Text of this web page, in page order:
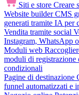
Siti e store Creare
Website builder CMS
generati tramite IA per
Vendita tramite social
Instagram, WhatsApp
Moduli web
moduli di registrazione
condizionali
Pagine di destinazione
funnel automatizzati e